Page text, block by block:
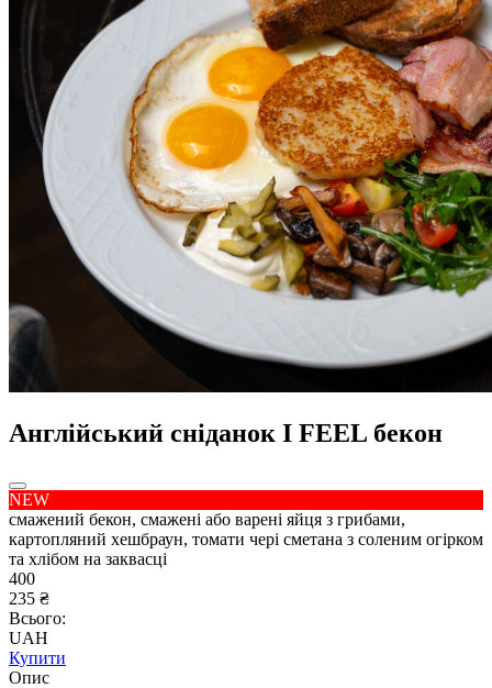
Англійський сніданок I FEEL бекон
NEW
смажений бекон, смажені або варені яйця з грибами,
картопляний хешбраун, томати чері сметана з соленим огірком
та хлібом на заквасці
400
235 ₴
Всього:
UAH
Купити
Опис